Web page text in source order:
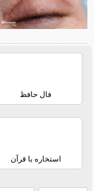
فال حافظ
استخاره با قرآن